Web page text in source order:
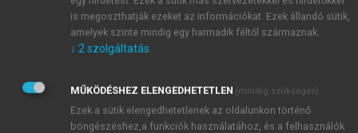
utóbbi nem valósul meg, akkor az is lehet, hogy
rosszabb helyzetbe fog kerülni, mint amilyenben
most van, vagyis jobb, ha kiegyezik a mostani
helyzetével. Az egyensúlyi helyzet elemzése a
korábban elkezdett szituációkon keresztül fog
megtörténni.
is megoszthatják ezeket az információkat. Ezek állandó sütik,
amelyek szinte mindig egy harmadik féltől származnak.
↓ 2szolgáltatás
MŰKÖDÉSHEZ ELENGEDHETETLEN (mindig szükséges)
Ezek a sütik elengedhetetlenek az oldalunkon történő
böngészéshez,a funkciók használatához, és a felhasználók